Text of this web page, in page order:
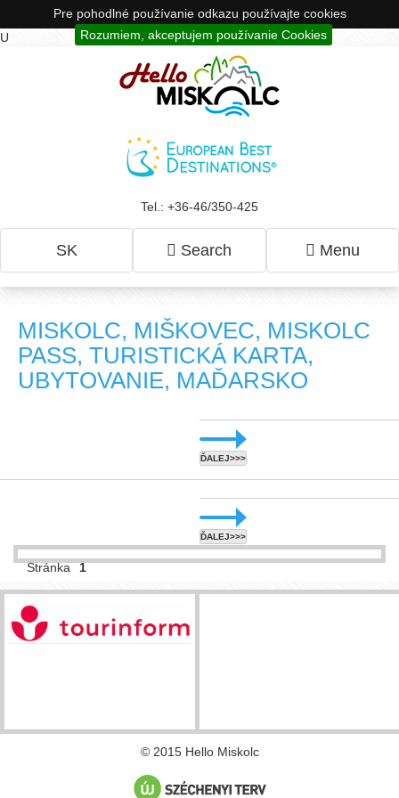
Pre pohodlné používanie odkazu používajte cookies
Rozumiem, akceptujem používanie Cookies
U
Tel.: +36-46/350-425
SK Search Menu
MISKOLC, MIŠKOVEC, MISKOLC
PASS, TURISTICKÁ KARTA,
UBYTOVANIE, MAĎARSKO
ĎALEJ>>>
ĎALEJ>>>
Stránka 1
© 2015 Hello Miskolc